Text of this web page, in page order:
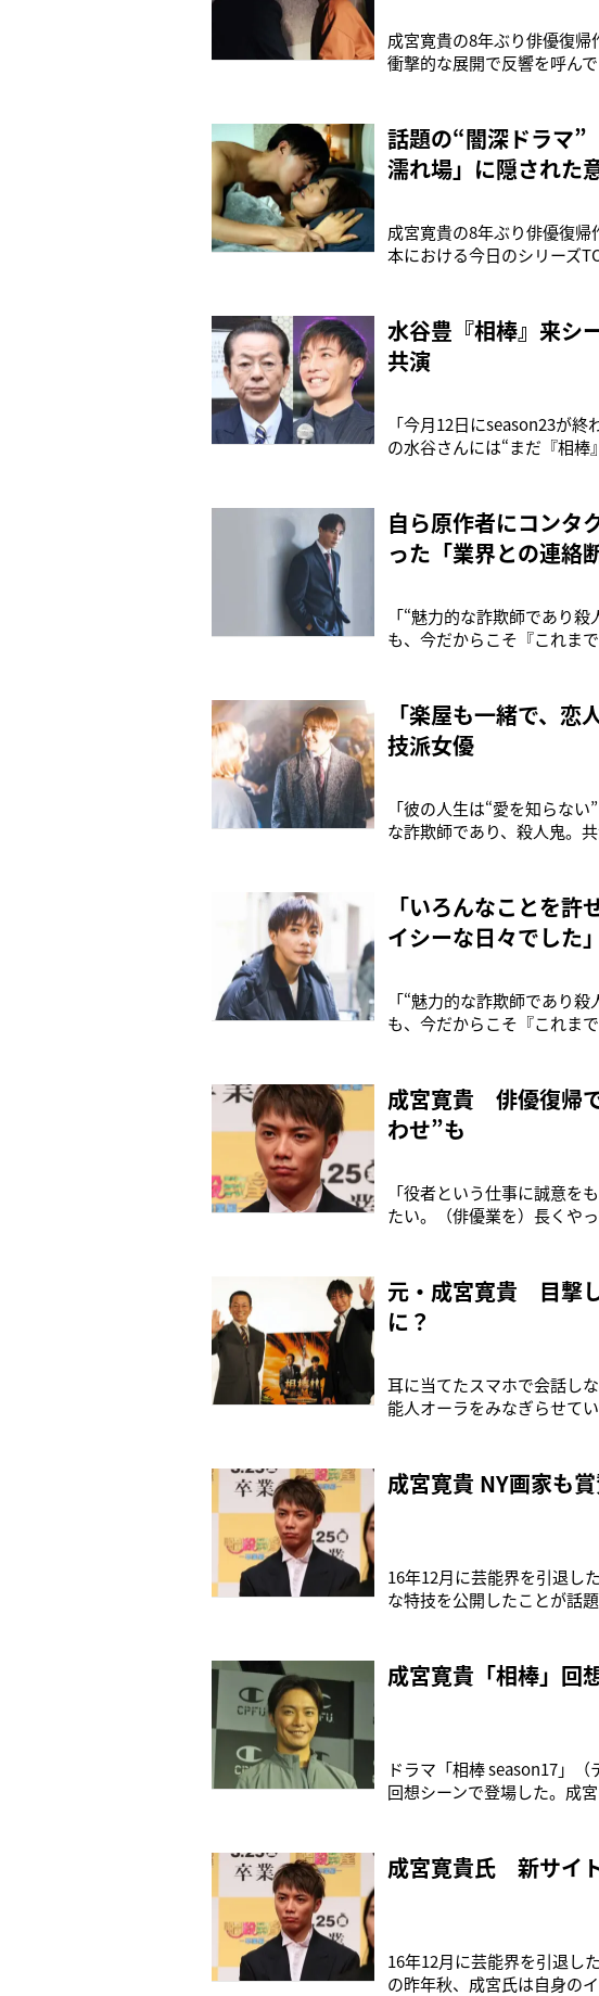
成宮寛貴の8年ぶり俳優復
衝撃的な展開で反響を呼ん
『金田一少年の事件簿』
活の裏で巻き起こる
話題の“闇深ドラマ”
濡れ場」に隠された
成宮寛貴の8年ぶり俳優復
本における今日のシリーズ
作は累計発行部数1億以上
水谷豊『相棒』来シ
共演
「今月12日にseason23が
の水谷さんには“まだ『相
レビ朝日系）は世帯視聴率
自ら原作者にコンタ
った「業界との連絡
「“魅力的な詐欺師であり
も、今だからこそ『これま
放送開始）にて8年ぶりの
（悪漢）物語であり、失われ
「楽屋も一緒で、
技派女優
「彼の人生は“愛を知らな
な詐欺師であり、殺人鬼。
る成宮寛貴（42）。21年
じる。同作は、強靭な
「いろんなことを
イシーな日々でした」
「“魅力的な詐欺師であり
も、今だからこそ『これま
放送開始）にて8年ぶりの
た同名漫画の実写ドラマ
成宮寛貴 俳優復帰
わせ”も
「役者という仕事に誠意を
たい。（俳優業を）長くや
貴（42）。『ブラッディ
人気作品に多数出演していた
元・成宮寛貴 目撃
に？
耳に当てたスマホで会話し
能人オーラをみなぎらせて
芸能界を引退しました。
仕事をしていたそうですが
成宮寛貴 NY画家も
16年12月に芸能界を引退し
な特技を公開したことが話
成宮寛貴「相棒」回
ドラマ「相棒 season17」
回想シーンで登場した。成
を犯して逮捕されるという
成宮寛貴氏 新サイ
16年12月に芸能界を引退し
の昨年秋、成宮氏は自身の